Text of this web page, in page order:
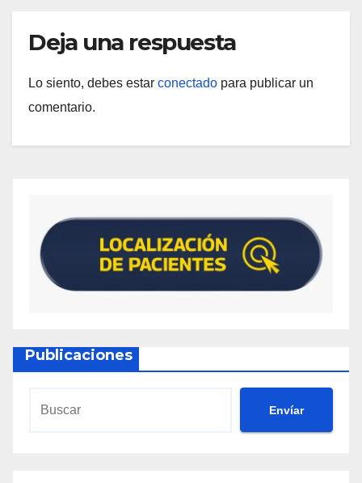
Deja una respuesta
Lo siento, debes estar conectado para publicar un
comentario.
Publicaciones
Envíar